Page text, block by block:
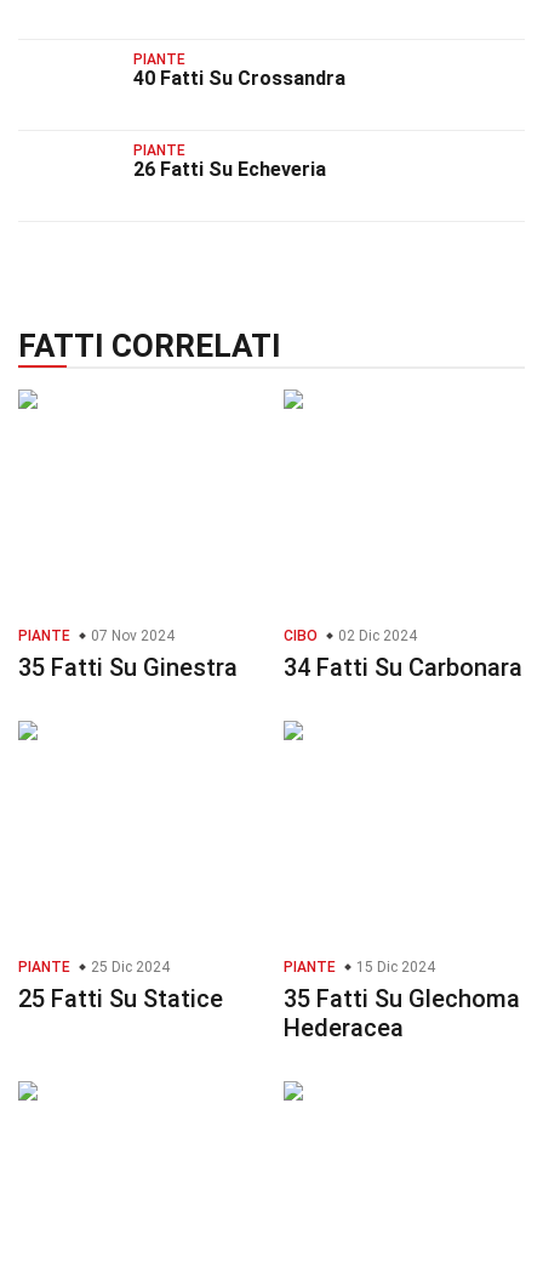
PIANTE
40 Fatti Su Crossandra
PIANTE
26 Fatti Su Echeveria
FATTI CORRELATI
PIANTE 07 Nov 2024
35 Fatti Su Ginestra
CIBO 02 Dic 2024
34 Fatti Su Carbonara
PIANTE 25 Dic 2024
25 Fatti Su Statice
PIANTE 15 Dic 2024
35 Fatti Su Glechoma
Hederacea